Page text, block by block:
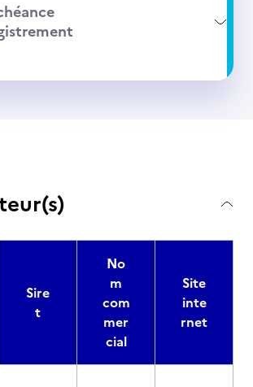
Sire
t
No
m
com
mer
cial
Site
inte
rnet